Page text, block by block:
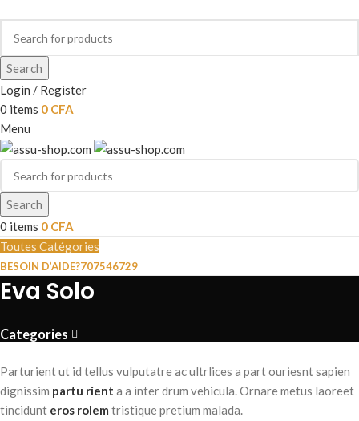
Search
Login / Register
0 items 0 CFA
Menu
Search
0 items 0 CFA
Toutes Catégories
BESOIN D’AIDE?707546729
Eva Solo
Categories
Parturient ut id tellus vulputatre ac ultrlices a part ouriesnt sapien
dignissim partu rient a a inter drum vehicula. Ornare metus laoreet
tincidunt eros rolem tristique pretium malada.